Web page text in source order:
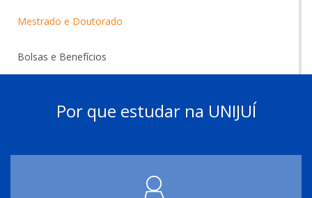
Mestrado e Doutorado
Bolsas e Benefícios
Por que estudar na UNIJUÍ